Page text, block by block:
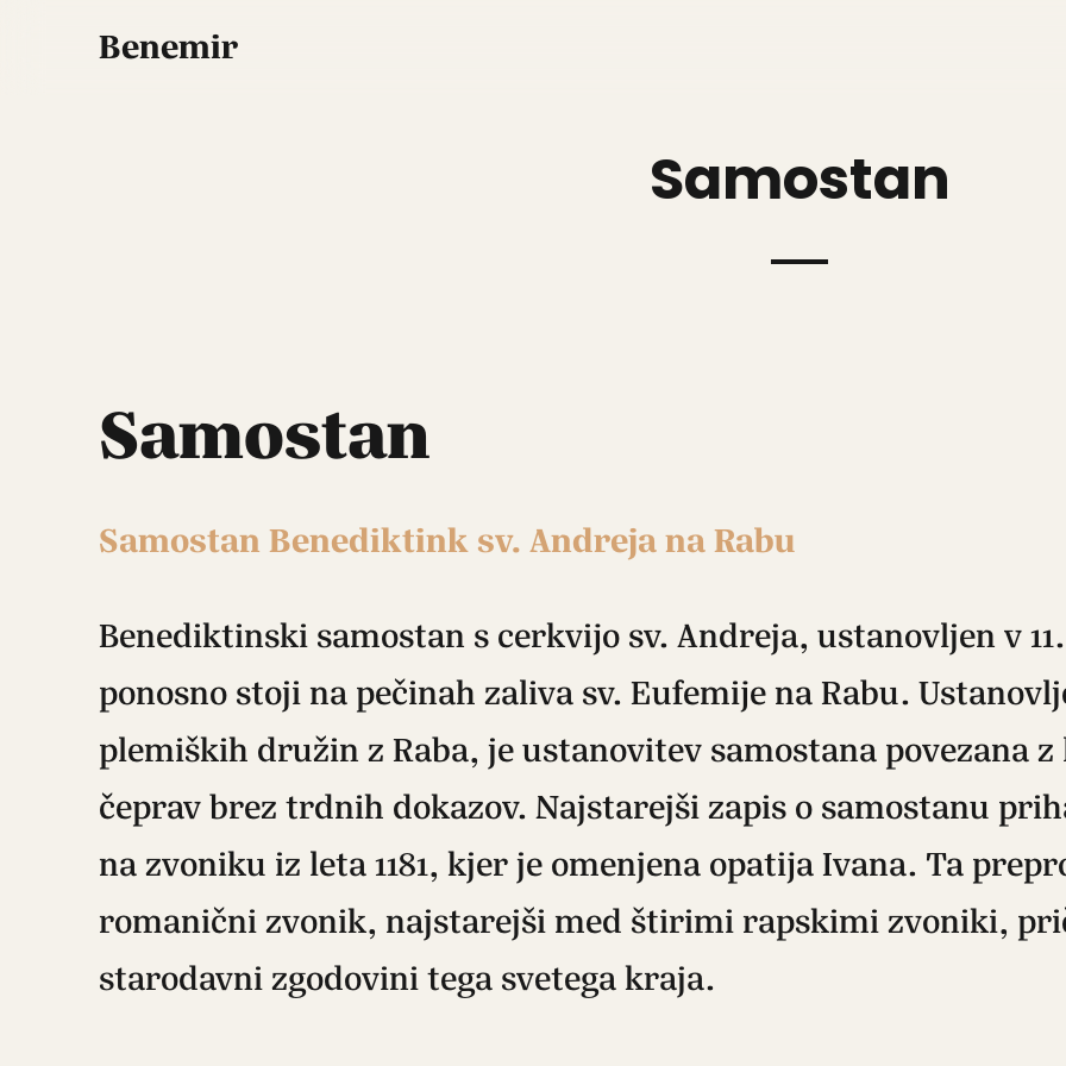
Benemir
Samostan
Samostan
Samostan Benediktink sv. Andreja na Rabu
Benediktinski samostan s cerkvijo sv. Andreja, ustanovljen v
ponosno stoji na pečinah zaliva sv. Eufemije na Rabu.
plemiških družin z Raba, je ustanovitev samostana povezana z
čeprav brez trdnih dokazov. Najstarejši zapis o samostanu
na zvoniku iz leta 1181, kjer je omenjena opatija Ivana. Ta
romanični zvonik, najstarejši med štirimi rapskimi zvoniki,
starodavni zgodovini tega svetega kraja.